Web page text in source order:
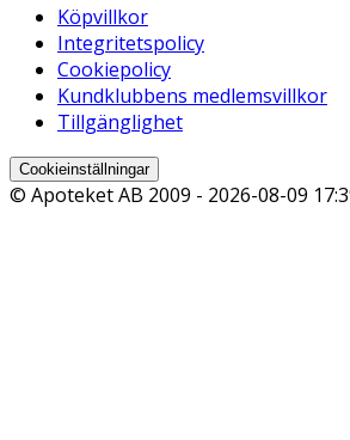
Köpvillkor
Integritetspolicy
Cookiepolicy
Kundklubbens medlemsvillkor
Tillgänglighet
Cookieinställningar
© Apoteket AB 2009 - 2026-08-09